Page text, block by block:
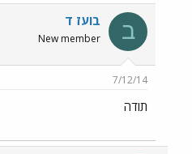
ב בועז ד
New member
7/12/14
תודה